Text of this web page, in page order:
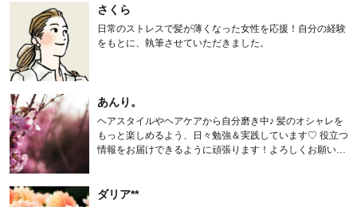
さくら
日常のストレスで髪が薄くなった女性を応援！自分の経験
をもとに、執筆させていただきました。
あんり。
ヘアスタイルやヘアケアから自分磨き中♪ 髪のオシャレを
もっと楽しめるよう、日々勉強＆実践しています♡ 役立つ
情報をお届けできるように頑張ります！よろしくお願いし
ダリア**